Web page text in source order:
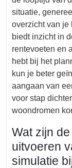
situatie,
overzicht van
biedt inzicht in
rentevoeten en
hebt bij het
kun je beter
aangaan van
voor stap
woondromen
Wat zijn
uitvoeren
simulatie